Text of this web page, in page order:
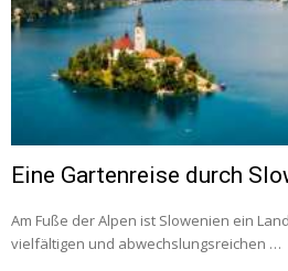
Eine Gartenreise durch
Am Fuße der Alpen ist Slowenien ein
vielfältigen und abwechslungsreichen …